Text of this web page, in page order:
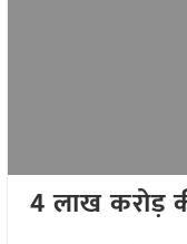
4 लाख करोड़